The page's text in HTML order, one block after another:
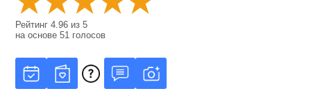
Рейтинг4.96 из5
на основе51 голосов